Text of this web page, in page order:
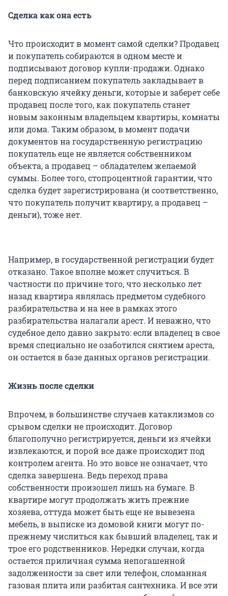
Сделка как она есть
Что происходит в момент самой сделки? Продавец
и покупатель собираются в одном месте и
подписывают договор купли-продажи. Однако
перед подписанием покупатель закладывает в
банковскую ячейку деньги, которые и заберет себе
продавец после того, как покупатель станет
новым законным владельцем квартиры, комнаты
или дома. Таким образом, в момент подачи
документов на государственную регистрацию
покупатель еще не является собственником
объекта, а продавец – обладателем желаемой
суммы. Более того, стопроцентной гарантии, что
сделка будет зарегистрирована (и соответственно,
что покупатель получит квартиру, а продавец –
деньги), тоже нет.
Например, в государственной регистрации будет
отказано. Такое вполне может случиться. В
частности по причине того, что несколько лет
назад квартира являлась предметом судебного
разбирательства и на нее в рамках этого
разбирательства налагали арест. И неважно, что
судебное дело давно закрыто: если владелец в свое
время специально не озаботился снятием ареста,
он остается в базе данных органов регистрации.
Жизнь после сделки
Впрочем, в большинстве случаев катаклизмов со
срывом сделки не происходит. Договор
благополучно регистрируется, деньги из ячейки
извлекаются, и порой все даже происходит под
контролем агента. Но это вовсе не означает, что
сделка завершена. Ведь переход права
собственности произошел лишь на бумаге. В
квартире могут продолжать жить прежние
хозяева, оттуда может быть еще не вывезена
мебель, в выписке из домовой книги могут по-
прежнему числиться как бывший владелец, так и
трое его родственников. Нередки случаи, когда
остается приличная сумма непогашенной
задолженности за свет или телефон, сломанная
газовая плита или разбитая сантехника. И все эти